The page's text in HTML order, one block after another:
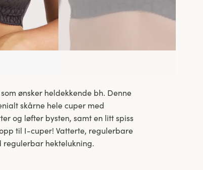
ønsker heldekkende bh. Denne
skårne hele cuper med
og løfter bysten, samt en litt spiss
til I-cuper! Vatterte, regulerbare
regulerbar hektelukning.